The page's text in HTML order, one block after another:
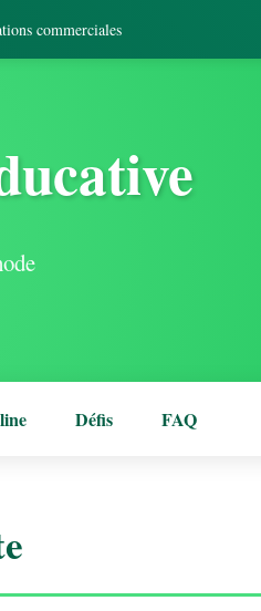
commerciales
Défis FAQ